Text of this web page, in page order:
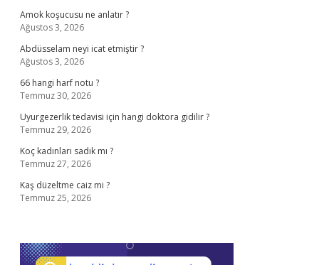
Amok koşucusu ne anlatır ?
Ağustos 3, 2026
Abdüsselam neyi icat etmiştir ?
Ağustos 3, 2026
66 hangi harf notu ?
Temmuz 30, 2026
Uyurgezerlik tedavisi için hangi doktora gidilir ?
Temmuz 29, 2026
Koç kadınları sadık mı ?
Temmuz 27, 2026
Kaş düzeltme caiz mi ?
Temmuz 25, 2026